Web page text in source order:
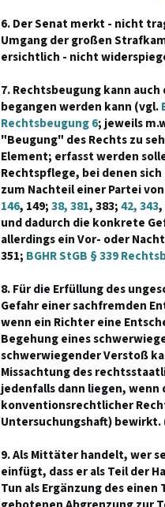
6. Der Senat merkt - nicht
Umgang der großen
ersichtlich - nicht
7. Rechtsbeugung kann
begangen werden kann (vgl.
Rechtsbeugung 6; jeweils
"Beugung" des Rechts zu
Element; erfasst werden
Rechtspflege, bei denen
zum Nachteil einer Partei
146, 149;38, 381, 383;42, 343,
und dadurch die konkrete
allerdings ein Vor- oder
351; BGHR StGB § 339
8. Für die Erfüllung des
Gefahr einer sachfremden
wenn ein Richter eine
Begehung eines
schwerwiegender Verstoß
Missachtung des
jedenfalls dann liegen,
konventionsrechtlicher
Untersuchungshaft)
9. Als Mittäter handelt, wer
einfügt, dass er als Teil der
Tun als Ergänzung des